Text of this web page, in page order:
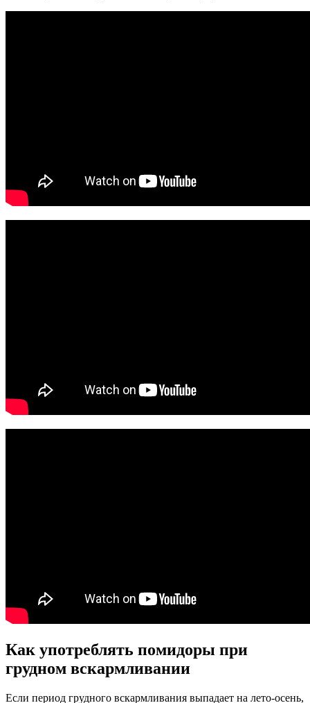
Как употреблять помидоры при
грудном вскармливании
Если период грудного вскармливания выпадает на лето-осень,